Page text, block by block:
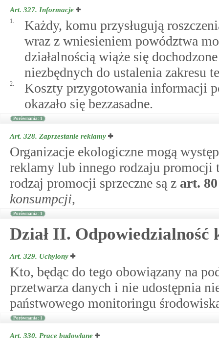
Art. 327. Informacje
1.
Każdy, komu przysługują
wraz z wniesieniem powództwa
działalnością wiąże się
niezbędnych do ustalenia zakresu
2.
Koszty przygotowania informacji
okazało się bezzasadne.
Porównania: 1
Art. 328. Zaprzestanie reklamy
Organizacje ekologiczne mogą
reklamy lub innego rodzaju promocji
rodzaj promocji sprzeczne są z art. 80
konsumpcji,
Porównania: 1
Dział II. Odpowiedzialność
Art. 329. Uchylony
Kto, będąc do tego obowiązany na
przetwarza danych i nie udostępnia
państwowego monitoringu
Porównania: 1
Art. 330. Prace budowlane